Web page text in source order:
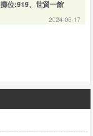
位:919、世貿一館
2024-06-17